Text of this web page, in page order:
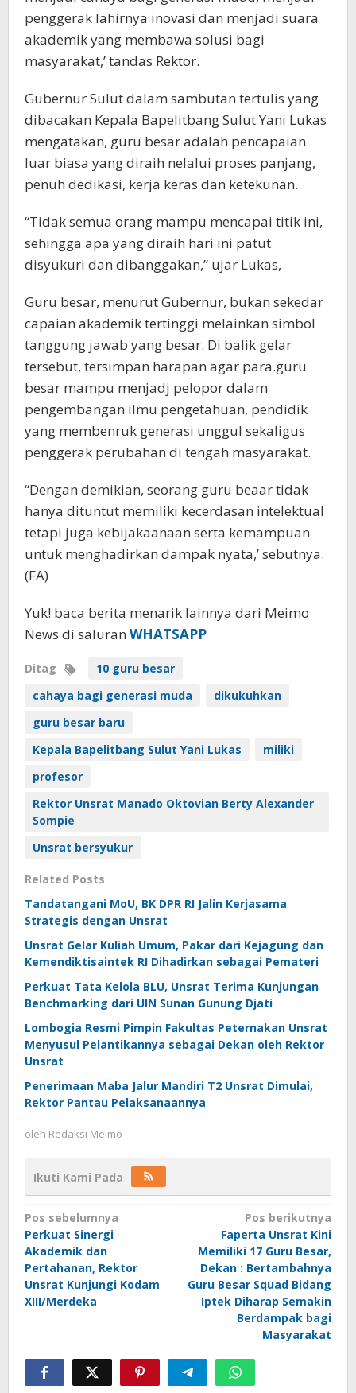
penggerak lahirnya inovasi dan menjadi suara
akademik yang membawa solusi bagi
masyarakat,’ tandas Rektor.
Gubernur Sulut dalam sambutan tertulis yang
dibacakan Kepala Bapelitbang Sulut Yani Lukas
mengatakan, guru besar adalah pencapaian
luar biasa yang diraih nelalui proses panjang,
penuh dedikasi, kerja keras dan ketekunan.
“Tidak semua orang mampu mencapai titik ini,
sehingga apa yang diraih hari ini patut
disyukuri dan dibanggakan,” ujar Lukas,
Guru besar, menurut Gubernur, bukan sekedar
capaian akademik tertinggi melainkan simbol
tanggung jawab yang besar. Di balik gelar
tersebut, tersimpan harapan agar para.guru
besar mampu menjadj pelopor dalam
pengembangan ilmu pengetahuan, pendidik
yang membenruk generasi unggul sekaligus
penggerak perubahan di tengah masyarakat.
“Dengan demikian, seorang guru beaar tidak
hanya dituntut memiliki kecerdasan intelektual
tetapi juga kebijakaanaan serta kemampuan
untuk menghadirkan dampak nyata,’ sebutnya.
(FA)
Yuk! baca berita menarik lainnya dari Meimo
News di saluran WHATSAPP
Ditag
10 guru besar
cahaya bagi generasi muda
dikukuhkan
guru besar baru
Kepala Bapelitbang Sulut Yani Lukas
miliki
profesor
Rektor Unsrat Manado Oktovian Berty Alexander
Sompie
Unsrat bersyukur
Related Posts
Tandatangani MoU, BK DPR RI Jalin Kerjasama
Strategis dengan Unsrat
Unsrat Gelar Kuliah Umum, Pakar dari Kejagung dan
Kemendiktisaintek RI Dihadirkan sebagai Pemateri
Perkuat Tata Kelola BLU, Unsrat Terima Kunjungan
Benchmarking dari UIN Sunan Gunung Djati
Lombogia Resmi Pimpin Fakultas Peternakan Unsrat
Menyusul Pelantikannya sebagai Dekan oleh Rektor
Unsrat
Penerimaan Maba Jalur Mandiri T2 Unsrat Dimulai,
Rektor Pantau Pelaksanaannya
oleh Redaksi Meimo
Ikuti Kami Pada
Navigasi
pos
Pos sebelumnya
Perkuat Sinergi
Akademik dan
Pertahanan, Rektor
Unsrat Kunjungi Kodam
XIII/Merdeka
Pos berikutnya
Faperta Unsrat Kini
Memiliki 17 Guru Besar,
Dekan : Bertambahnya
Guru Besar Squad Bidang
Iptek Diharap Semakin
Berdampak bagi
Masyarakat